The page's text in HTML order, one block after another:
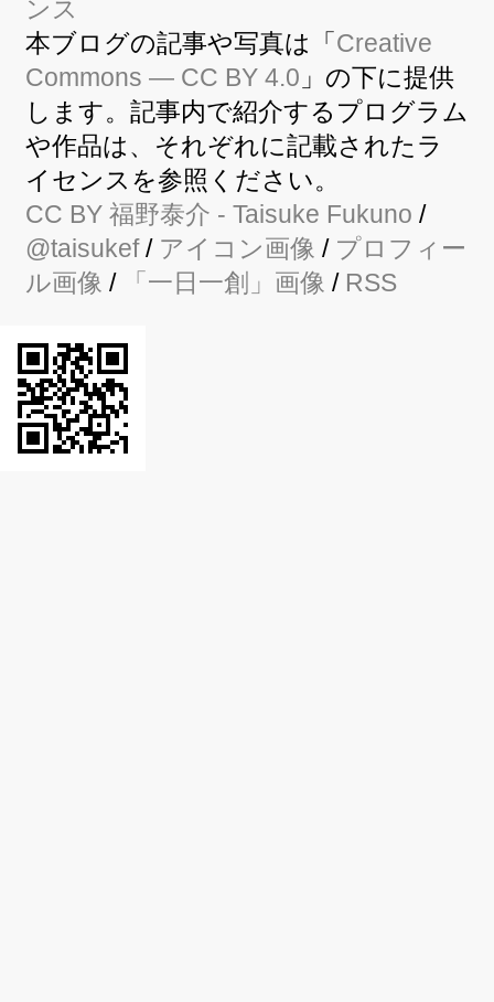
本ブログの記事や写真は「 Creative
Commons — CC BY 4.0 」の下に提供
します。記事内で紹介するプログラム
や作品は、それぞれに記載されたラ
イセンスを参照ください。
CC BY 福野泰介 - Taisuke Fukuno /
@taisukef/ アイコン画像 / プロフィー
ル画像 / 「一日一創」画像 / RSS